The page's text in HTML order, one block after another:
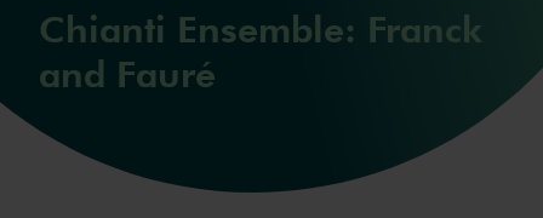
Chianti Ensemble: Franck
and Fauré